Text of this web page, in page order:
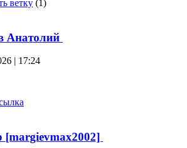
ветку (1)
Анатолий
| 17:24
[margievmax2002]